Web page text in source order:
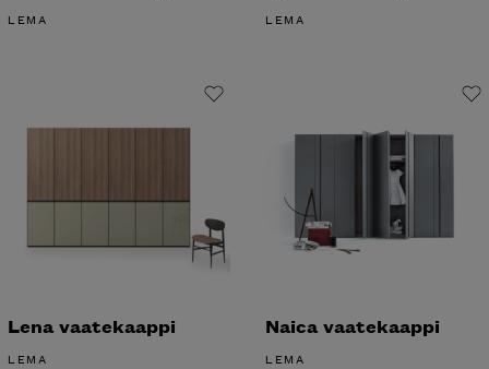
LEMA LEMA
Lena vaatekaappi
LEMA
Naica vaatekaappi
LEMA